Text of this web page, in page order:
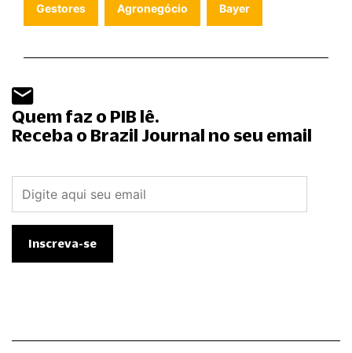
Gestores Agronegócio Bayer
Quem faz o PIB lê.
Receba o Brazil Journal no seu email